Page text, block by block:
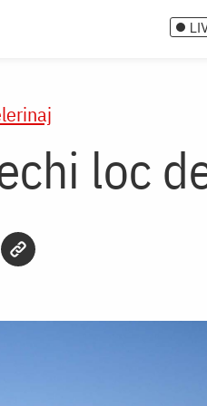
loc